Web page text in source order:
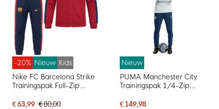
-20% Nieuw Kids
Nike FC Barcelona Strike
Trainingspak Full-Zip
Peuters Rood
€ 63,99 € 80,00
Nieuw
PUMA Manchester City
Trainingspak 1/4-Zip
Donkerblauw
€ 149,98